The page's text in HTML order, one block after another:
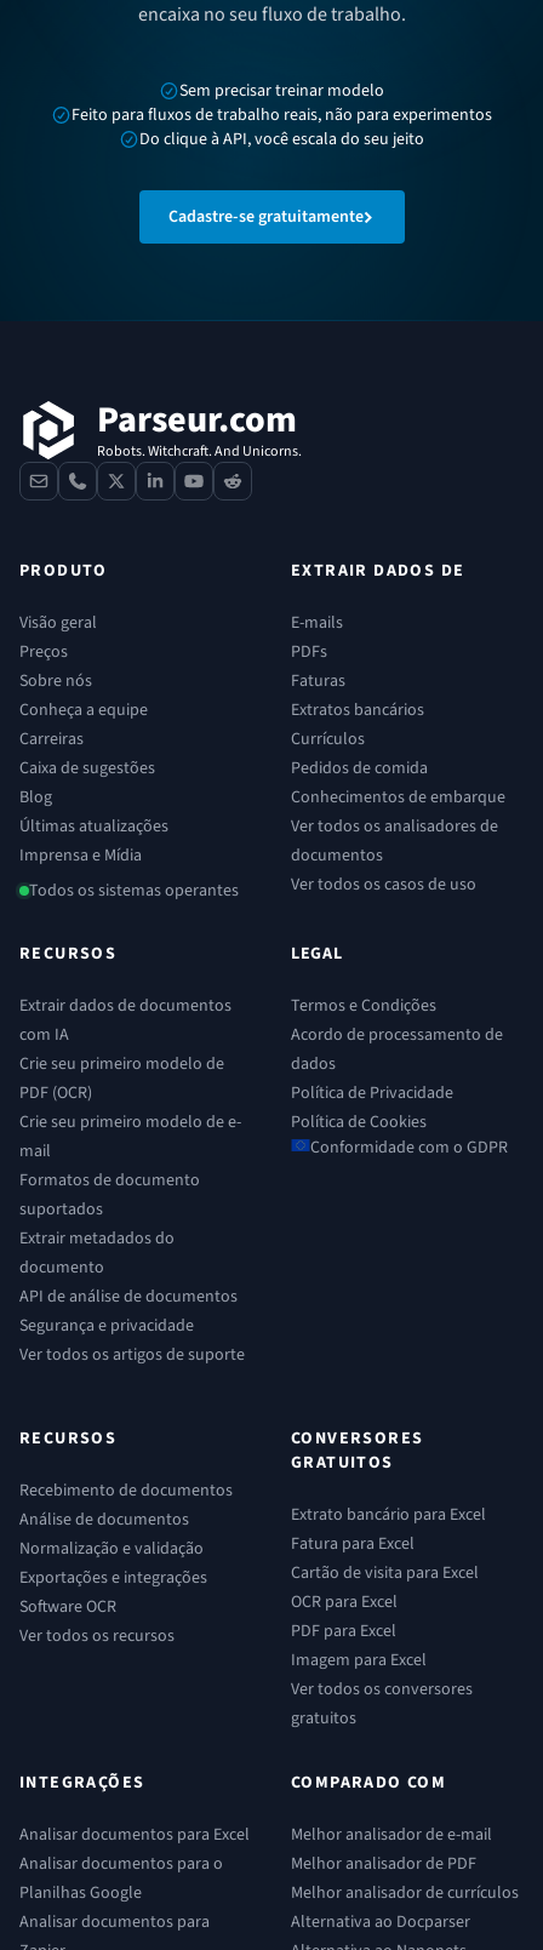
encaixa no seu fluxo de trabalho.
Sem precisar treinar modelo
Feito para fluxos de trabalho reais, não para experimentos
Do clique à API, você escala do seu jeito
Cadastre-se gratuitamente
Parseur.com
Robots. Witchcraft. And Unicorns.
contactphone
x linkedinyoutube
reddit
PRODUTO
Visão geral
Preços
Sobre nós
Conheça a equipe
Carreiras
Caixa de sugestões
Blog
Últimas atualizações
Imprensa e Mídia
Todos os sistemas operantes
EXTRAIR DADOS DE
E-mails
PDFs
Faturas
Extratos bancários
Currículos
Pedidos de comida
Conhecimentos de embarque
Ver todos os analisadores de
documentos
Ver todos os casos de uso
RECURSOS
Extrair dados de documentos
com IA
Crie seu primeiro modelo de
PDF (OCR)
Crie seu primeiro modelo de e-
mail
Formatos de documento
suportados
Extrair metadados do
documento
API de análise de documentos
Segurança e privacidade
Ver todos os artigos de suporte
LEGAL
Termos e Condições
Acordo de processamento de
dados
Política de Privacidade
Política de Cookies
Conformidade com o GDPR
RECURSOS
Recebimento de documentos
Análise de documentos
Normalização e validação
Exportações e integrações
Software OCR
Ver todos os recursos
CONVERSORES
GRATUITOS
Extrato bancário para Excel
Fatura para Excel
Cartão de visita para Excel
OCR para Excel
PDF para Excel
Imagem para Excel
Ver todos os conversores
gratuitos
INTEGRAÇÕES
Analisar documentos para Excel
Analisar documentos para o
Planilhas Google
Analisar documentos para
COMPARADO COM
Melhor analisador de e-mail
Melhor analisador de PDF
Melhor analisador de currículos
Alternativa ao Docparser